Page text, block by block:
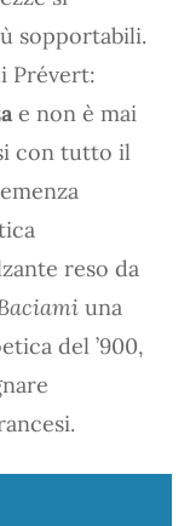
sopportabili.
Prévert:
e non è mai
con tutto il
reso da
una
del ’900,